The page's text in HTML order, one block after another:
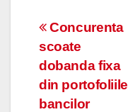
Navigare
în
articole
Concurenta
scoate
dobanda fixa
din portofoliile
bancilor